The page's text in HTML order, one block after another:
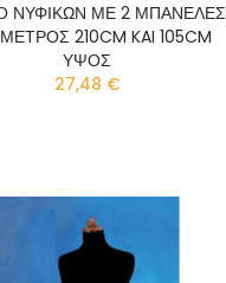
ΝΥΦΙΚΩΝ ΜΕ 2 ΜΠΑΝΕΛΕΣ
210CM KAI 105CM
ΥΨΟΣ
27,48 €